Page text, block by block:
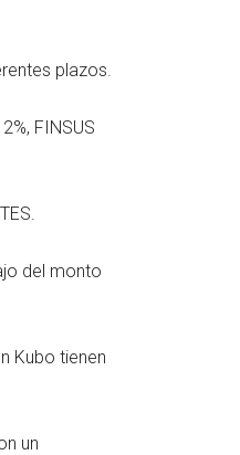
plazos.
FINSUS
del monto
Kubo tienen
un